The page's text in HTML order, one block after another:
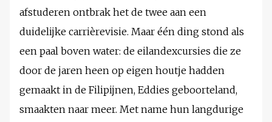
afstuderen ontbrak het de twee aan een
duidelijke carrièrevisie. Maar één ding stond als
een paal boven water: de eilandexcursies die ze
door de jaren heen op eigen houtje hadden
gemaakt in de Filipijnen, Eddies geboorteland,
smaakten naar meer. Met name hun langdurige